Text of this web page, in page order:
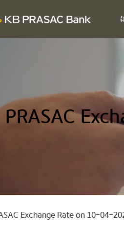
PRASAC
Exchange Rate on 10-04-